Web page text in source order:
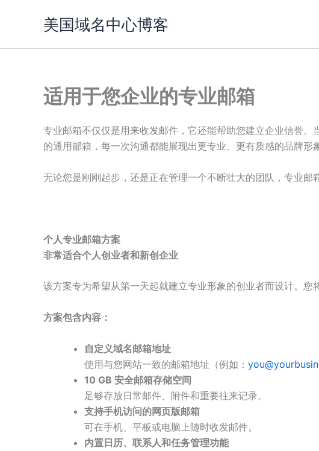
美国域名中心博客
适用于您企业的专业邮箱
专业邮箱不仅仅是用来收发邮件，它还能帮助您建立企业信誉
的通用邮箱，每一次沟通都能展现出更专业、更有质感的品牌形象
无论您是刚刚起步，还是正在管理一个不断壮大的团队，专业邮
个人专业邮箱方案
非常适合个人创业者和新创企业
该方案专为希望从第一天起就建立专业形象的创业者而设计。
方案包含内容：
自定义域名邮箱地址
使用与您网站一致的邮箱地址（例如：
10 GB 安全邮箱存储空间
足够存放日常邮件、附件和重要往来记录。
支持手机访问的网页版邮箱
可在手机、平板或电脑上随时收发邮件。
内置日历、联系人和任务管理功能